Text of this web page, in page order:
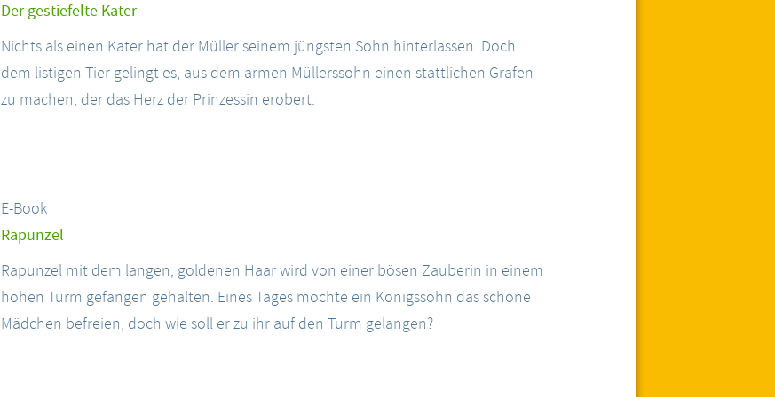
Der gestiefelte Kater
Nichts als einen Kater hat der Müller seinem jüngsten Sohn hinterlassen. Doch
dem listigen Tier gelingt es, aus dem armen Müllerssohn einen stattlichen Grafen
zu machen, der das Herz der Prinzessin erobert.
E-Book
Rapunzel
Rapunzel mit dem langen, goldenen Haar wird von einer bösen Zauberin in einem
hohen Turm gefangen gehalten. Eines Tages möchte ein Königssohn das schöne
Mädchen befreien, doch wie soll er zu ihr auf den Turm gelangen?